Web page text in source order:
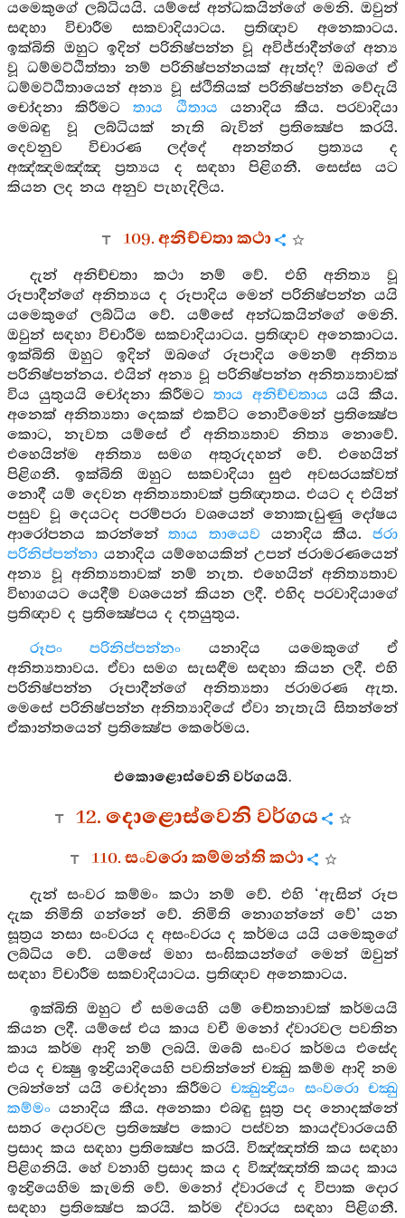
යමෙකුගේ ලබ්ධියයි. යම්සේ අන්ධකයින්ගේ මෙනි. ඔවුන්
සඳහා විචාරීම සකවාදියාටය. ප්‍රතිඥාව අනෙකාටය.
ඉක්බිති ඔහුට ඉදින් පරිනිෂ්පන්න වූ අවිජ්ජාදීන්ගේ අන්‍ය
වූ ධම්මට්ඨිත්තා නම් පරිනිෂ්පන්නයක් ඇත්ද? ඔබගේ ඒ
ධම්මට්ඨිතායෙන් අන්‍ය වූ ස්ථිතියක් පරිනිෂ්පන්න වේදැයි
චෝදනා කිරීමටතාය ඨිතාය යනාදිය කීය. පරවාදියා
මෙබඳු වූ ලබ්ධියක් නැති බැවින් ප්‍රතික්‍ෂේප කරයි.
දෙවනුව විචාරණ ලද්දේ අනන්තර ප්‍රත්‍යය ද
අඤ්ඤමඤ්ඤ ප්‍රත්‍යය ද සඳහා පිළිගනී. සෙස්ස යට
කියන ලද නය අනුව පැහැදිලිය.
109. අනිච්චතා කථා
දැන් අනිච්චතා කථා නම් වේ. එහි අනිත්‍ය වූ
රූපාදීන්ගේ අනිත්‍යය ද රූපාදිය මෙන් පරිනිෂ්පන්න යයි
යමෙකුගේ ලබ්ධිය වේ. යම්සේ අන්ධකයින්ගේ මෙනි.
ඔවුන් සඳහා විචාරීම සකවාදියාටය. ප්‍රතිඥාව අනෙකාටය.
ඉක්බිති ඔහුට ඉදින් ඔබගේ රූපාදිය මෙනම් අනිත්‍ය
පරිනිෂ්පන්නය. එයින් අන්‍ය වූ පරිනිෂ්පන්න අනිත්‍යතාවක්
විය යුතුයයි චෝදනා කිරීමට තාය අනිච්චතාය යයි කීය.
අනෙක් අනිත්‍යතා දෙකක් එකවිට නොවීමෙන් ප්‍රතික්‍ෂේප
කොට, නැවත යම්සේ ඒ අනිත්‍යතාව නිත්‍ය නොවේ.
එහෙයින්ම අනිත්‍ය සමග අතුරුදහන් වේ. එහෙයින්
පිළිගනී. ඉක්බිති ඔහුට සකවාදියා සුළු අවසරයක්වත්
නොදී යම් දෙවන අනිත්‍යතාවක් ප්‍රතිඥාතය. එයට ද එයින්
පසුව වූ දෙයටද පරම්පරා වශයෙන් නොකැඩුණු දෝෂය
ආරෝපනය කරන්නේතාය තායෙව යනාදිය කීය.ජරා
පරිනිප්පන්නා යනාදිය යම්හෙයකින් උපන් ජරාමරණයෙන්
අන්‍ය වූ අනිත්‍යතාවක් නම් නැත. එහෙයින් අනිත්‍යතාව
විභාගයට යෙදීම් වශයෙන් කියන ලදී. එහිද පරවාදියාගේ
ප්‍රතිඥාව ද ප්‍රතික්‍ෂේපය ද දතයුතුය.
රූපං පරිනිප්පන්නං යනාදිය යමෙකුගේ ඒ
අනිත්‍යතාවය. ඒවා සමග සැසඳීම සඳහා කියන ලදී. එහි
පරිනිෂ්පන්න රූපාදීන්ගේ අනිත්‍යතා ජරාමරණ ඇත.
මෙසේ පරිනිෂ්පන්න අනිත්‍යාදියේ ඒවා නැතැයි සිතන්නේ
ඒකාන්තයෙන් ප්‍රතික්‍ෂේප කෙරේමය.
එකොළොස්වෙනි වර්ගයයි.
12. දොළොස්වෙනි වර්ගය
110. සංවරො කම්මන්ති කථා
දැන් සංවර කම්මං කථා නම් වේ. එහි ‘ඇසින් රූප
දැක නිමිති ගන්නේ වේ. නිමිති නොගන්නේ වේ’ යන
සූත්‍රය නසා සංවරය ද අසංවරය ද කර්මය යයි යමෙකුගේ
ලබ්ධිය වේ. යම්සේ මහා සංඝිකයන්ගේ මෙන් ඔවුන්
සඳහා විචාරීම සකවාදියාටය. ප්‍රතිඥාව අනෙකාටය.
ඉක්බිති ඔහුට ඒ සමයෙහි යම් චේතනාවක් කර්මයයි
කියන ලදී. යම්සේ එය කාය වචී මනෝ ද්වාරවල පවතින
කාය කර්ම ආදි නම් ලබයි. ඔබේ සංවර කර්මය එසේද
එය ද චක්‍ෂු ඉන්‍ද්‍රියාදියෙහි පවතින්නේ චක්‍ඛු කම්ම ආදි නම
ලබන්නේ යයි චෝදනා කිරීමටචක්‍ඛුන්‍ද්‍රියං සංවරො චක්‍ඛු
කම්මං යනාදිය කීය. අනෙකා එබඳු සූත්‍ර පද නොදක්නේ
සතර දොරවල ප්‍රතික්‍ෂේප කොට පස්වන කායද්වාරයෙහි
ප්‍රසාද කය සඳහා ප්‍රතික්‍ෂේප කරයි. විඤ්ඤත්ති කය සඳහා
පිළිගනියි. හේ වනාහි ප්‍රසාද කය ද විඤ්ඤත්ති කයද කාය
ඉන්‍ද්‍රියෙහිම කැමති වේ. මනෝ ද්වාරයේ ද විපාක දොර
සඳහා ප්‍රතික්‍ෂේප කරයි. කර්ම ද්වාරය සඳහා පිළිගනී.